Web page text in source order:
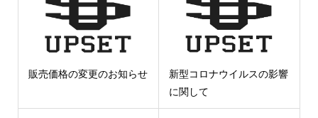
販売価格の変更のお知らせ
新型コロナウイルスの影響
に関して